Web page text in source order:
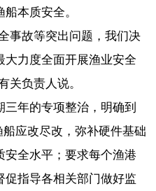
本质安全。
事故等突出问题，我们决
力度全面开展渔业安全
关负责人说。
年的专项整治，明确到
船应改尽改，弥补硬件基础
安全水平；要求每个渔港
指导各相关部门做好监